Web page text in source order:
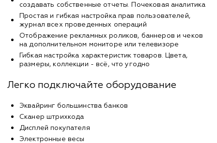
создавать собственные отчеты. Почековая аналитика
Простая и гибкая настройка прав пользователей,
журнал всех проведенных операций
Отображение рекламных роликов, баннеров и чеков
на дополнительном мониторе или телевизоре
Гибкая настройка характеристик товаров. Цвета,
размеры, коллекции - всё, что угодно
Легко подключайте оборудование
Эквайринг большинства банков
Сканер штрихкода
Дисплей покупателя
Электронные весы